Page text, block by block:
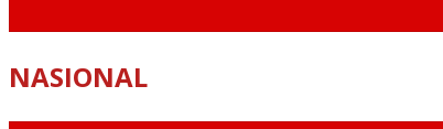
NASIONAL